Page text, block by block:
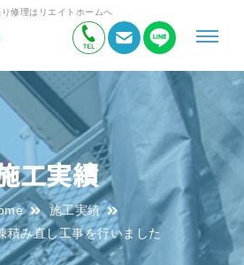
修理はリエイトホームへ
工実績
施工実績
積み直し工事を行いました